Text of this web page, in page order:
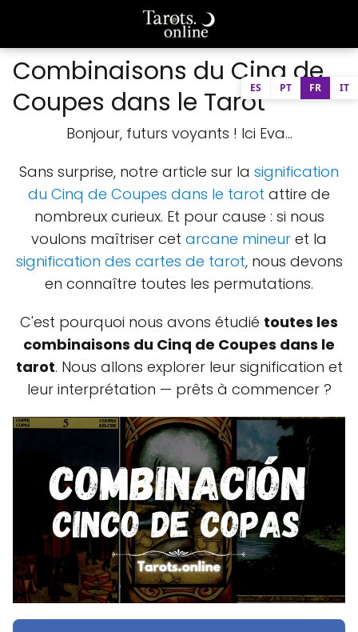
Combinaisons du Cinq de
Coupes dans le Tarot
Bonjour, futurs voyants ! Ici Eva...
Sans surprise, notre article sur la signification
du Cinq de Coupes dans le tarot attire de
nombreux curieux. Et pour cause : si nous
voulons maîtriser cet arcane mineur et la
signification des cartes de tarot, nous devons
en connaître toutes les permutations.
C'est pourquoi nous avons étudié toutes les
combinaisons du Cinq de Coupes dans le
tarot. Nous allons explorer leur signification et
leur interprétation — prêts à commencer ?
ES PT FR IT